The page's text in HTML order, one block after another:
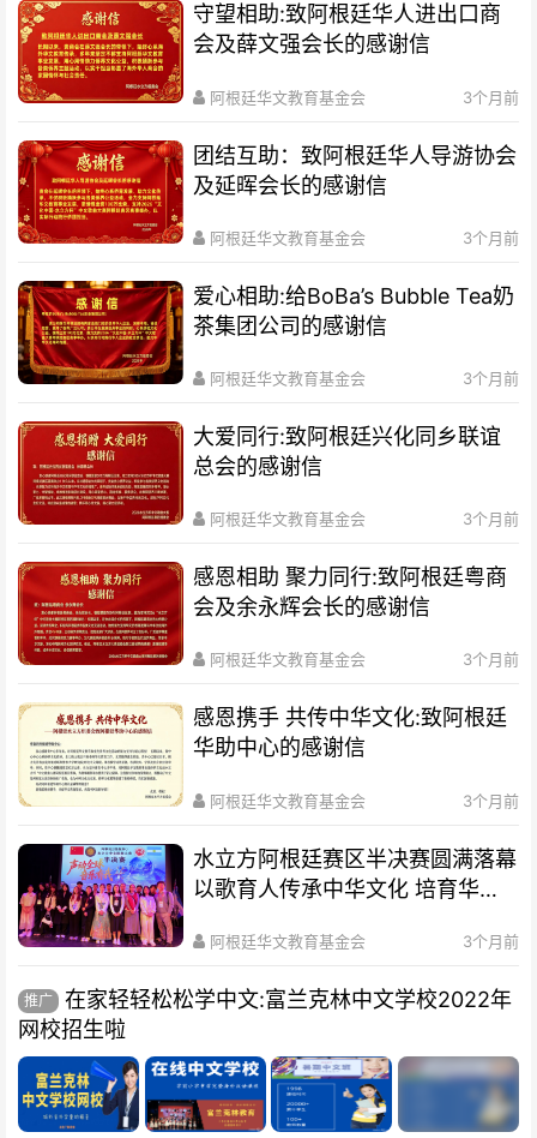
守望相助:致阿根廷华人进出口商
会及薛文强会长的感谢信
阿根廷华文教育基金会 3个月前
团结互助：致阿根廷华人导游协会
及延晖会长的感谢信
阿根廷华文教育基金会 3个月前
爱心相助:给BoBa’s Bubble Tea奶
茶集团公司的感谢信
阿根廷华文教育基金会 3个月前
大爱同行:致阿根廷兴化同乡联谊
总会的感谢信
阿根廷华文教育基金会 3个月前
感恩相助 聚力同行:致阿根廷粤商
会及余永辉会长的感谢信
阿根廷华文教育基金会 3个月前
感恩携手 共传中华文化:致阿根廷
华助中心的感谢信
阿根廷华文教育基金会 3个月前
水立方阿根廷赛区半决赛圆满落幕
以歌育人传承中华文化 培育华裔
阿根廷华文教育基金会 3个月前
推广
在家轻轻松松学中文:富兰克林中文学校2022年
网校招生啦